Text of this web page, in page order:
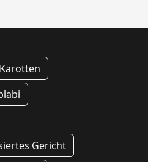
Karotten
Gericht